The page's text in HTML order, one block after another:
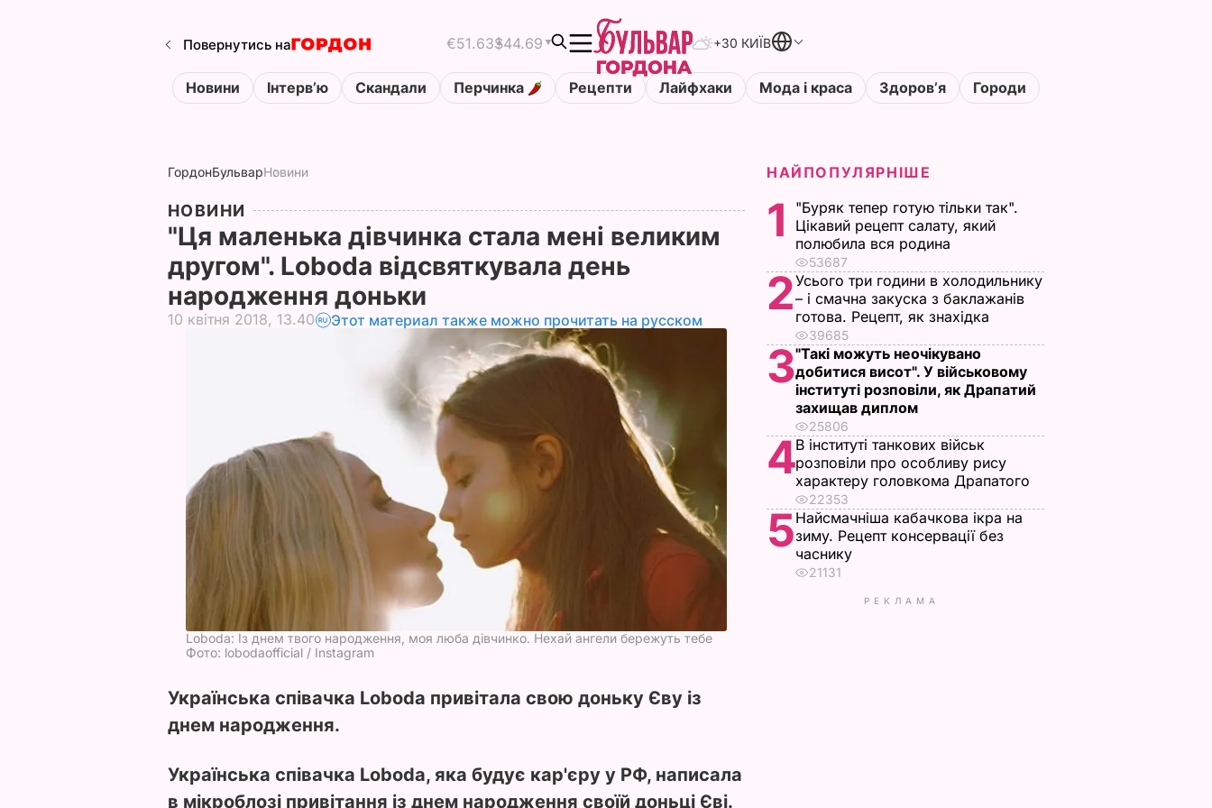
Повернутись на €51.63$44.69 +30 КИЇВ
Новини Інтервʼю Скандали Перчинка Рецепти Лайфхаки Мода і краса Здоровʼя Городи
ГордонБульварНовини
НОВИНИ
"Ця маленька дівчинка стала мені великим
другом". Loboda відсвяткувала день
народження доньки
10 квітня 2018, 13.40 Этот материал также можно прочитать на русском
Loboda: Із днем твого народження, моя люба дівчинко. Нехай ангели бережуть тебе
Фото: lobodaofficial / Instagram
Українська співачка Loboda привітала свою доньку Єву із
днем народження.
Українська співачка Loboda, яка будує кар'єру у РФ, написала
в мікроблозі привітання із днем народження своїй доньці Єві.
НАЙПОПУЛЯРНІШЕ
1
"Буряк тепер готую тільки так".
Цікавий рецепт салату, який
полюбила вся родина
53687
2Усього три години в холодильнику
– і смачна закуска з баклажанів
готова. Рецепт, як знахідка
39685
3"Такі можуть неочікувано
добитися висот". У військовому
інституті розповіли, як Драпатий
захищав диплом
25806
4В інституті танкових військ
розповіли про особливу рису
характеру головкома Драпатого
22353
5Найсмачніша кабачкова ікра на
зиму. Рецепт консервації без
часнику
21131
РЕКЛАМА